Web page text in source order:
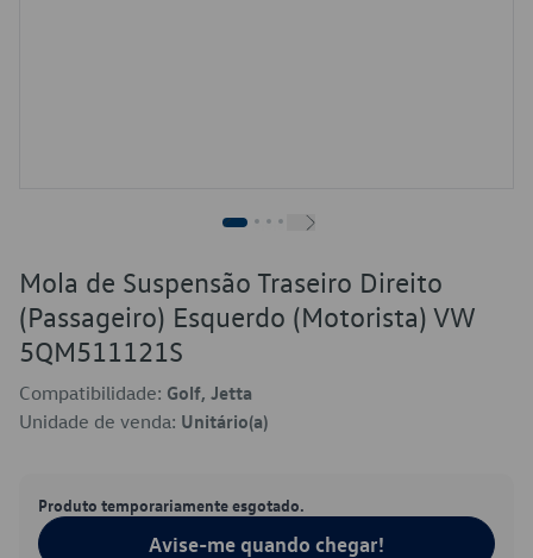
Mola de Suspensão Traseiro Direito
(Passageiro) Esquerdo (Motorista) VW
5QM511121S
Compatibilidade: Golf, Jetta
Unidade de venda: Unitário(a)
Produto temporariamente esgotado.
Avise-me quando chegar!